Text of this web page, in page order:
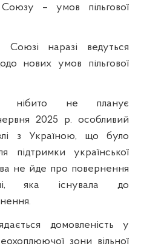
– умов пільгової
наразі ведуться
нових умов пільгової
нібито не планує
2025 р. особливий
з Україною, що було
української
не йде про повернення
яка існувала до
домовленість у
зони вільної